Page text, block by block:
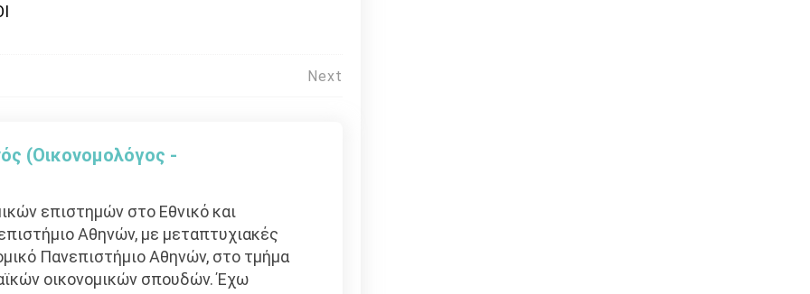
Next
(Οικονομολόγος -
επιστημών στο Εθνικό και
Αθηνών, με μεταπτυχιακές
Πανεπιστήμιο Αθηνών, στο τμήμα
οικονομικών σπουδών. Έχω